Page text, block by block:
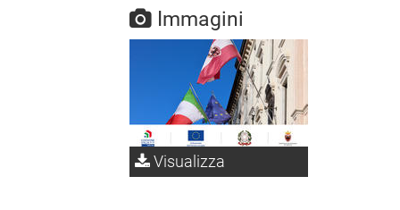
Immagini
Visualizza